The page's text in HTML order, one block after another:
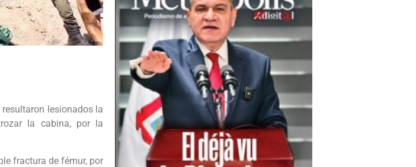
lesionados la
la cabina, por la
fractura de fémur, por